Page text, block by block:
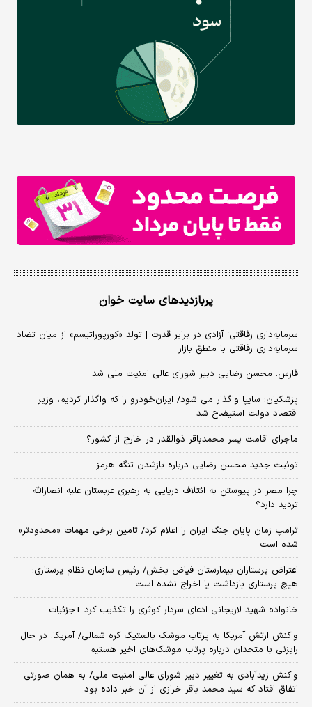
پربازدیدهای سایت خوان
سرمایه‌داری رفاقتی؛ آزادی در برابر قدرت | تولد «کورپوراتیسم» از میان تضاد
سرمایه‌داری رفاقتی با منطق بازار
فارس: محسن رضایی دبیر شورای عالی امنیت ملی شد
پزشکیان: سایپا واگذار می شود/ ایران‌خودرو را که واگذار کردیم، وزیر
اقتصاد دولت استیضاح شد
ماجرای اقامت پسر محمدباقر ذوالقدر در خارج از کشور؟
توئیت جدید محسن رضایی درباره بازشدن تنگه هرمز
چرا مصر در پیوستن به ائتلاف دریایی به رهبری عربستان علیه انصارالله
تردید دارد؟
ترامپ زمان پایان جنگ ایران را اعلام کرد/ تامین برخی مهمات «محدودتر»
شده است
اعتراض پرستاران بیمارستان فیاض بخش/ رئیس سازمان نظام پرستاری:
هیچ پرستاری بازداشت یا اخراج نشده است
خانواده شهید لاریجانی ادعای سردار کوثری را تکذیب کرد +جزئیات
واکنش ارتش آمریکا به پرتاب موشک بالستیک کره شمالی/ آمریکا: در حال
رایزنی با متحدان درباره پرتاب موشک‌های اخیر هستیم
واکنش زیدآبادی به تغییر دبیر شورای عالی امنیت ملی/ به همان صورتی
اتفاق افتاد که سید محمد باقر خرازی از آن خبر داده بود